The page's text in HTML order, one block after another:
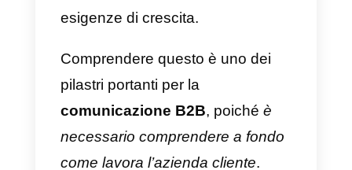
rischio, budget, ecc.
che ti offre i prodotti o servizi di
hai bisogno deve seguire
rigorosamente la comunicazione,
lasciare tutto per scritto e con